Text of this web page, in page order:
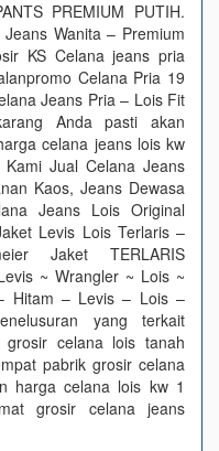
PREMIUM PUTIH.
Wanita – Premium
KS Celana jeans pria
Celana Pria 19
Jeans Pria – Lois Fit
Anda pasti akan
celana jeans lois kw
Kami Jual Celana Jeans
Kaos, Jeans Dewasa
Jeans Lois Original
Levis Lois Terlaris –
Jaket TERLARIS
~ Wrangler ~ Lois ~
Hitam – Levis – Lois –
yang terkait
celana lois tanah
pabrik grosir celana
harga celana lois kw 1
grosir celana jeans